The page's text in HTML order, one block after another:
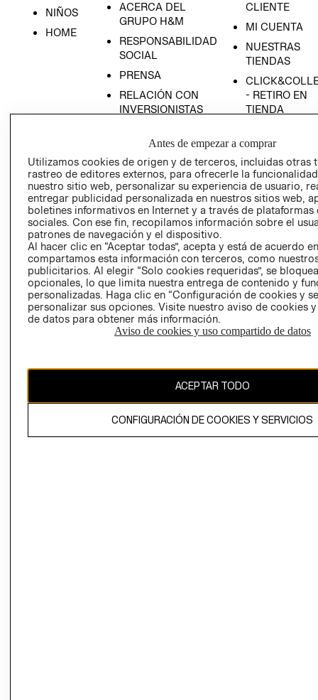
NIÑOS
HOME
ACERCA DEL
GRUPO H&M
RESPONSABILIDAD
SOCIAL
PRENSA
RELACIÓN CON
INVERSIONISTAS
EMPRESARIAL
CLIENTE
MI CUENTA
NUESTRAS
TIENDAS
- RETIRO EN
TIENDA
CONDICIONES
AVISO DE
PRIVACIDAD
GIFT CARD
AVISO DE
El contenido de esta página web está protegido por copyright y es
Antes de empezar a comprar
Utilizamos cookies de origen y de terceros, incluidas otras
rastreo de editores externos, para ofrecerle la
nuestro sitio web, personalizar su experiencia de usuario,
entregar publicidad personalizada en nuestros sitios web,
boletines informativos en Internet y a través de plataformas
sociales. Con ese fin, recopilamos información sobre el
patrones de navegación y el dispositivo.
Al hacer clic en “Aceptar todas”, acepta y está de acuerdo
compartamos esta información con terceros, como
publicitarios. Al elegir “Solo cookies requeridas”, se
opcionales, lo que limita nuestra entrega de contenido y
personalizadas. Haga clic en “Configuración de cookies y
personalizar sus opciones. Visite nuestro aviso de cookies
de datos para obtener más información.
Aviso de cookies y uso compartido de datos
ACEPTAR TODO
CONFIGURACIÓN DE COOKIES Y SERVICIOS